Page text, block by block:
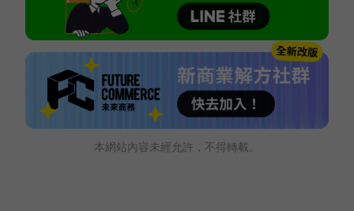
本網站內容未經允許，不得轉載。